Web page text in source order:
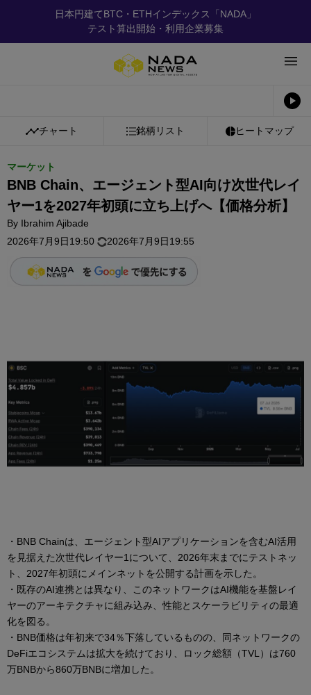
日本円建てBTC・ETHインデックス「NADA」
テスト算出開始・利用企業募集
チャート 銘柄リスト ヒートマップ
マーケット
BNB Chain、エージェント型AI向け次世代レイ
ヤー1を2027年初頭に立ち上げへ【価格分析】
By Ibrahim Ajibade
2026年7月9日19:50
2026年7月9日19:55
・BNB Chainは、エージェント型AIアプリケーションを含むAI活用
を見据えた次世代レイヤー1について、2026年末までにテストネッ
ト、2027年初頭にメインネットを公開する計画を示した。
・既存のAI連携とは異なり、このネットワークはAI機能を基盤レイ
ヤーのアーキテクチャに組み込み、性能とスケーラビリティの最適
化を図る。
・BNB価格は年初来で34％下落しているものの、同ネットワークの
DeFiエコシステムは拡大を続けており、ロック総額（TVL）は760
万BNBから860万BNBに増加した。